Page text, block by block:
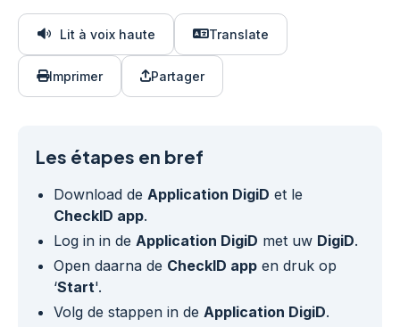
Lit à voix haute Translate
Imprimer Partager
Les étapes en bref
Download de Application DigiD et le
CheckID app.
Log in in de Application DigiD met uw DigiD.
Open daarna de CheckID app en druk op
‘Start'.
Volg de stappen in de Application DigiD.